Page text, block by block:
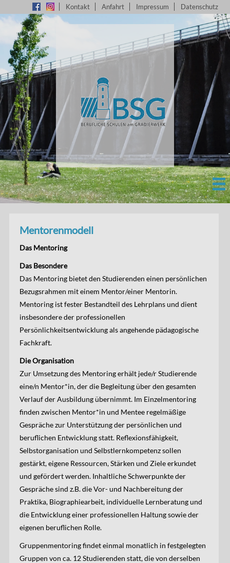
Kontakt Anfahrt Impressum Datenschutz
Mentorenmodell
Das Mentoring
Das Besondere
Das Mentoring bietet den Studierenden einen persönlichen
Bezugsrahmen mit einem Mentor/einer Mentorin.
Mentoring ist fester Bestandteil des Lehrplans und dient
insbesondere der professionellen
Persönlichkeitsentwicklung als angehende pädagogische
Fachkraft.
Die Organisation
Zur Umsetzung des Mentoring erhält jede/r Studierende
eine/n Mentor*in, der die Begleitung über den gesamten
Verlauf der Ausbildung übernimmt. Im Einzelmentoring
finden zwischen Mentor*in und Mentee regelmäßige
Gespräche zur Unterstützung der persönlichen und
beruflichen Entwicklung statt. Reflexionsfähigkeit,
Selbstorganisation und Selbstlernkompetenz sollen
gestärkt, eigene Ressourcen, Stärken und Ziele erkundet
und gefördert werden. Inhaltliche Schwerpunkte der
Gespräche sind z.B. die Vor- und Nachbereitung der
Praktika, Biographiearbeit, individuelle Lernberatung und
die Entwicklung einer professionellen Haltung sowie der
eigenen beruflichen Rolle.
Gruppenmentoring findet einmal monatlich in festgelegten
Gruppen von ca. 12 Studierenden statt, die von derselben